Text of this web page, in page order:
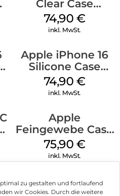
zu gestalten und fortlaufend
wir Cookies. Durch die weitere
Clear Case
MagSafe
Transparent
74,90 €
inkl. MwSt.
Apple iPhone 16
Silicone Case
MagSafe Black
74,90 €
inkl. MwSt.
Apple
Feingewebe Case
iPhone 15 Pro
MagSafe Schwarz
75,90 €
inkl. MwSt.